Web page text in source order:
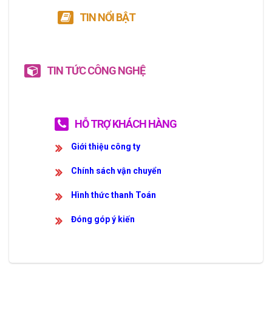
TIN NỔI BẬT
TIN TỨC CÔNG NGHỆ
HỖ TRỢ KHÁCH HÀNG
Giới thiệu công ty
Chính sách vận chuyển
Hình thức thanh Toán
Đóng góp ý kiến